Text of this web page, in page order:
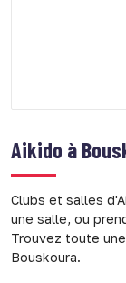
Aikido à
Clubs et salles
une salle, ou
Trouvez toute
Bouskoura.